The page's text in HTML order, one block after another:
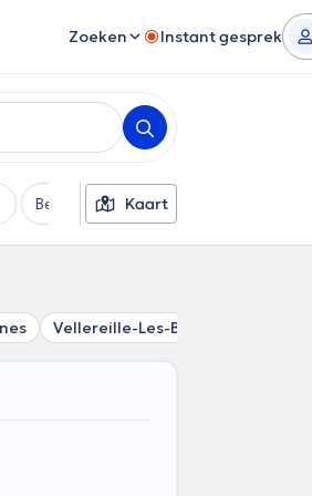
Zoeken Instant gesprek
BetaalmethodeKaart
Vellereille-Les-Brayeux